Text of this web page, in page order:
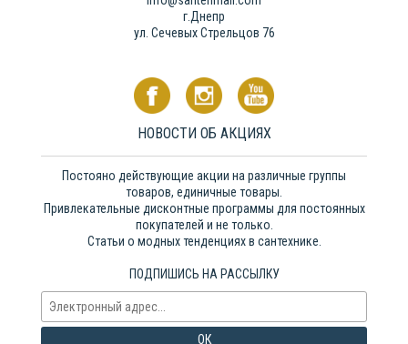
г.Днепр
ул. Сечевых Стрельцов 76
НОВОСТИ ОБ АКЦИЯХ
Постояно действующие акции на различные группы
товаров, единичные товары.
Привлекательные дисконтные программы для постоянных
покупателей и не только.
Статьи о модных тенденциях в сантехнике.
ПОДПИШИСЬ НА РАССЫЛКУ
ОК